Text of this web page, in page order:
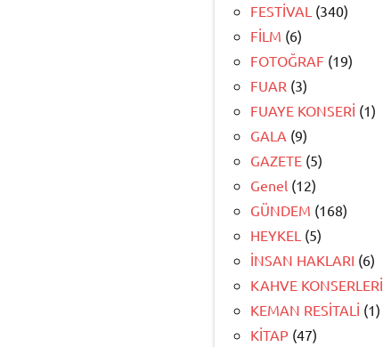
FESTİVAL (340)
FİLM (6)
FOTOĞRAF (19)
FUAR (3)
FUAYE KONSERİ (1)
GALA (9)
GAZETE (5)
Genel (12)
GÜNDEM (168)
HEYKEL (5)
İNSAN HAKLARI (6)
KAHVE KONSERLERİ
KEMAN RESİTALİ (1)
KİTAP (47)